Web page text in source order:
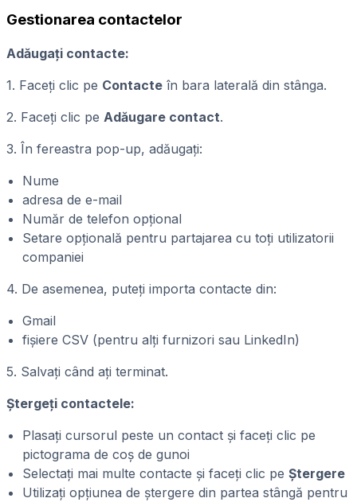
Gestionarea contactelor
Adăugați contacte:
1. Faceți clic pe Contacte în bara laterală din stânga.
2. Faceți clic pe Adăugare contact.
3. În fereastra pop-up, adăugați:
Nume
adresa de e-mail
Număr de telefon opțional
Setare opțională pentru partajarea cu toți utilizatorii
companiei
4. De asemenea, puteți importa contacte din:
Gmail
fișiere CSV (pentru alți furnizori sau LinkedIn)
5. Salvați când ați terminat.
Ștergeți contactele:
Plasați cursorul peste un contact și faceți clic pe
pictograma de coș de gunoi
Selectați mai multe contacte și faceți clic pe Ștergere
Utilizați opțiunea de ștergere din partea stângă pentru